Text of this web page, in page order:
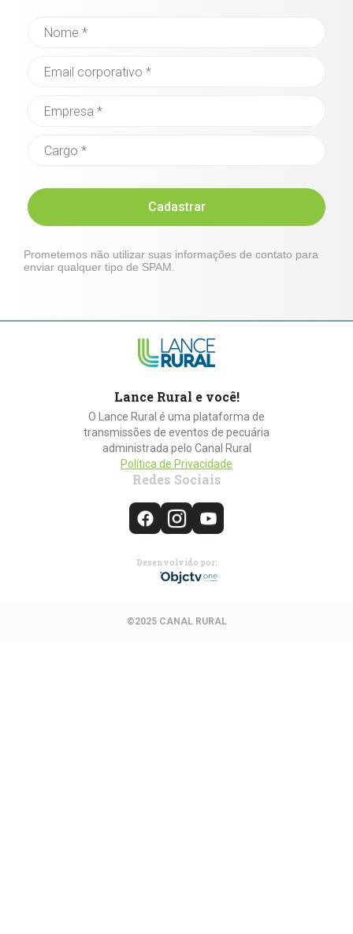
Cadastrar
Prometemos não utilizar suas informações de contato para
enviar qualquer tipo de SPAM.
Lance Rural e você!
O Lance Rural é uma plataforma de
transmissões de eventos de pecuária
administrada pelo Canal Rural
Política de Privacidade
Redes Sociais
Desenvolvido por:
©2025 CANAL RURAL